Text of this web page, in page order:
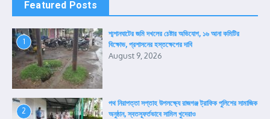
Featured Posts
1
শ্মশানঘাটের জমি দখলের চেষ্টার অভিযোগ, ১৬ আনা কমিটির
বিক্ষোভ, প্রশাসনের হস্তক্ষেপের দাবি
August 9, 2026
2
পথ নিরাপত্তা সপ্তাহ উপলক্ষ্যে রাজগঞ্জ ট্রাফিক পুলিশের সামাজিক
অনুষ্ঠান, স্বতস্ফূর্তভাবে সামিল খুদেরাও